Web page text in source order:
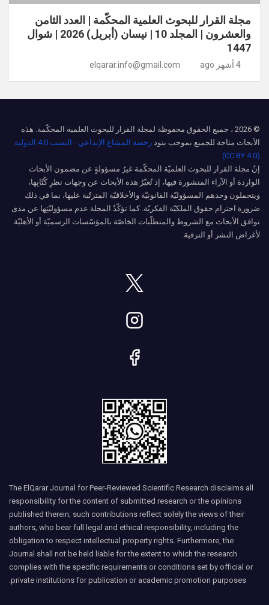
مجلة القرار للبحوث العلمية المحكّمة | العدد الثامن
والعشرون | المجلد 10 | نيسان (أبريل) 2026 | شوال
1447
4 أشهر ago elqarar.info@gmail.com
© 2026 ، جميع الحقوق محفوظة لمجلة القرار للبحوث العلمية المحكّمة. هذه
الأبحاث متاحة للجميع بموجب بنود
رخصة المشاع الإبداعي - النسب 4.0 الدولية
(CC BY 4.0)
إنّ مجلة القرار للبحوث العلميّة المحكّمة غيرُ مسؤولةٍ عن مضمون الأبحاث
الواردة أو الآراء المنشورة فيها، إذ تُعبّرُ هذه الأبحاث عن وجهات نظرِ كُتّابِها،
ويتحملون وحدهم المسؤوليّة القانونيّة والأخلاقيّة المترتّبة عليها، بما في ذلك
ضرورة احترام حقوق الملكيّة الفكريّة. كما تؤكّدُ المجلة عدم مسؤوليّتِها عن مدى
توافق الأبحاث مع الشروط والمتطلّبات الخاصّة بالمؤسّسات الرسميّة أو الأهليّة
لأغراض النشر أو الترقية.
The ElQarar Journal for Peer-Reviewed Scientific Research disclaims all
responsibility for the content of submitted research or the opinions
published therein; such contributions reflect solely the views of their
authors, who bear full legal and ethical responsibility, including the
obligation to respect intellectual property rights. Furthermore, the
Journal shall not be held liable for the extent to which the research
complies with the specific requirements or conditions set by official or
private institutions for publication or academic promotion purposes.